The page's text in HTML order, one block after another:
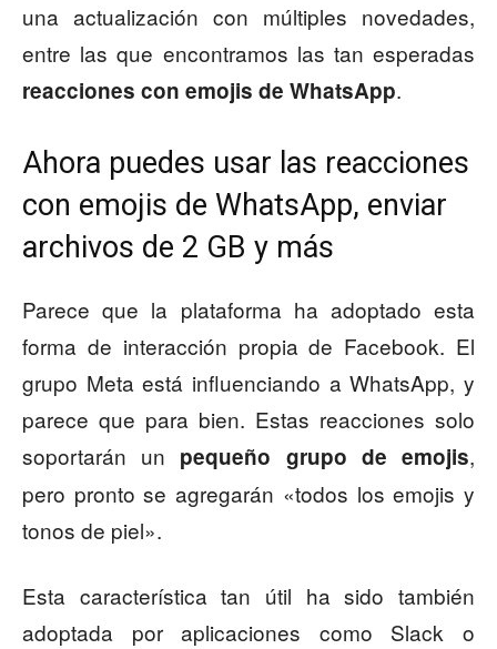
una actualización con múltiples novedades,
entre las que encontramos las tan esperadas
reacciones con emojis de WhatsApp.
Ahora puedes usar las reacciones
con emojis de WhatsApp, enviar
archivos de 2 GB y más
Parece que la plataforma ha adoptado esta
forma de interacción propia de Facebook. El
grupo Meta está influenciando a WhatsApp, y
parece que para bien. Estas reacciones solo
soportarán un pequeño grupo de emojis,
pero pronto se agregarán «todos los emojis y
tonos de piel».
Esta característica tan útil ha sido también
adoptada por aplicaciones como Slack o